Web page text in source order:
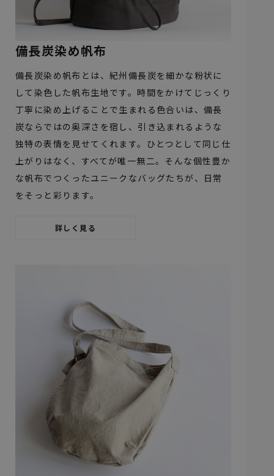
備長炭染め帆布
備長炭染め帆布とは、紀州備長炭を細かな粉状に
して染色した帆布生地です。時間をかけてじっくり
丁寧に染め上げることで生まれる色合いは、備長
炭ならではの奥深さを宿し、引き込まれるような
独特の表情を見せてくれます。ひとつとして同じ仕
上がりはなく、すべてが唯一無二。そんな個性豊か
な帆布でつくったユニークなバッグたちが、日常
をそっと彩ります。
詳しく見る